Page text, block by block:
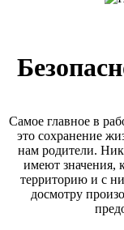
Самое главное в
это сохранение
нам родители.
имеют значения,
территорию и с
досмотру